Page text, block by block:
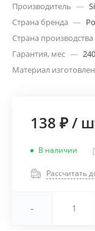
Производитель —
Страна бренда —
Страна производства
Гарантия, мес — 240
Материал
138 ₽/
В наличии
Рассчитать
-